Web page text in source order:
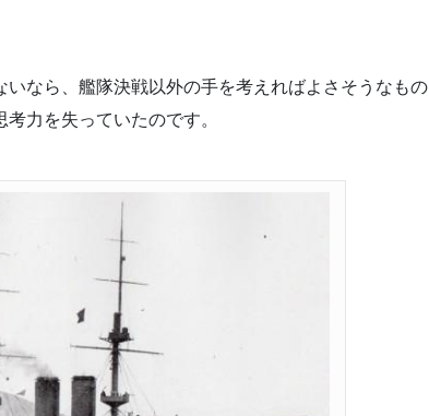
なら、艦隊決戦以外の手を考えればよさそうなもの
力を失っていたのです。